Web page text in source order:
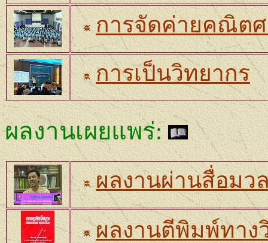
การจัดค่ายคณิตศ
การเป็นวิทยากร
ผลงานเผยแพร่:
ผลงานผ่านสื่อมว
ผลงานตีพิมพ์ทาง